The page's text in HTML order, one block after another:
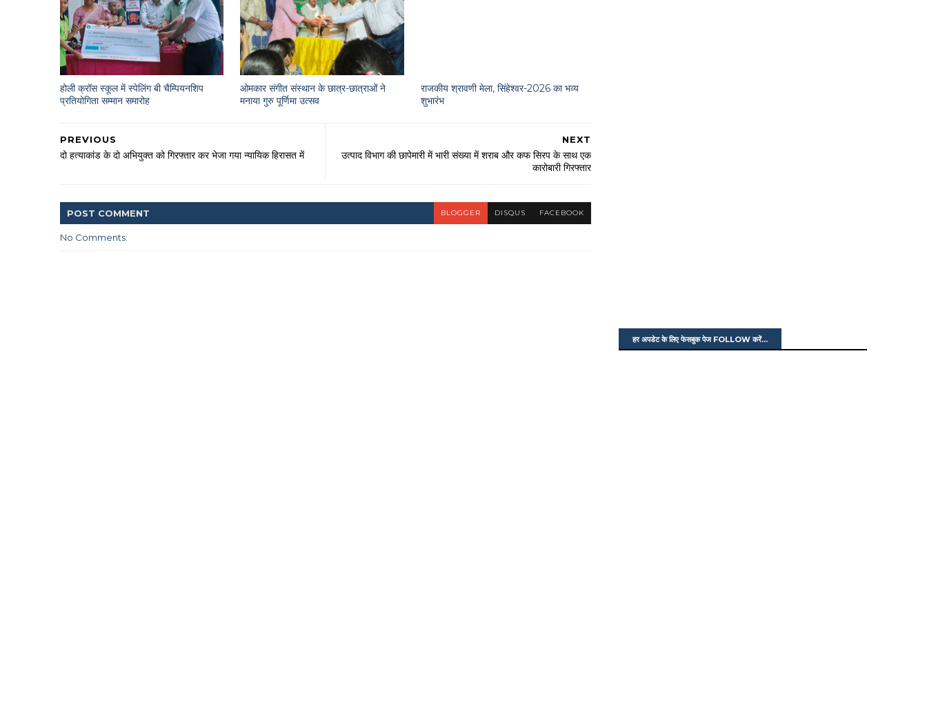
होली क्रॉस स्कूल में स्पेलिंग बी चैम्पियनशिप
प्रतियोगिता सम्मान समारोह
ओमकार संगीत संस्थान के छात्र-छात्राओं ने
मनाया गुरु पूर्णिमा उत्सव
राजकीय श्रावणी मेला, सिंहेश्वर-2026 का भव्य
शुभारंभ
NEXT
उत्पाद विभाग की छापेमारी में भारी संख्या में शराब और कफ सिरप के साथ एक
कारोबारी गिरफ्तार
PREVIOUS
दो हत्याकांड के दो अभियुक्त को गिरफ्तार कर भेजा गया न्यायिक हिरासत में
POST COMMENT BLOGGER DISQUS FACEBOOK
No Comments:
हर अपडेट के लिए फेसबुक पेज FOLLOW करें...